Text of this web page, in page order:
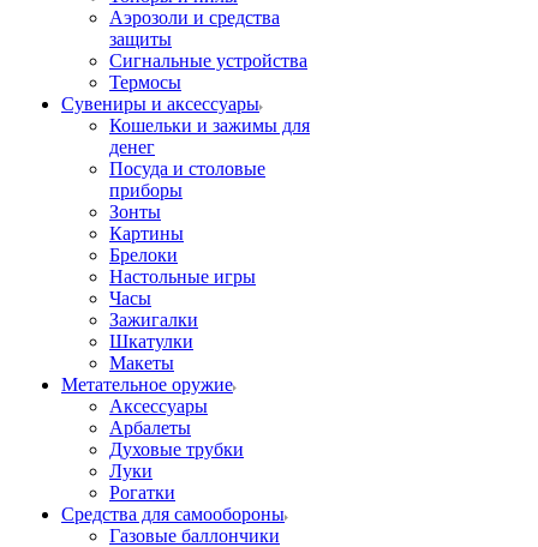
Аэрозоли и средства
защиты
Сигнальные устройства
Термосы
Сувениры и аксессуары
Кошельки и зажимы для
денег
Посуда и столовые
приборы
Зонты
Картины
Брелоки
Настольные игры
Часы
Зажигалки
Шкатулки
Макеты
Метательное оружие
Аксессуары
Арбалеты
Духовые трубки
Луки
Рогатки
Средства для самообороны
Газовые баллончики